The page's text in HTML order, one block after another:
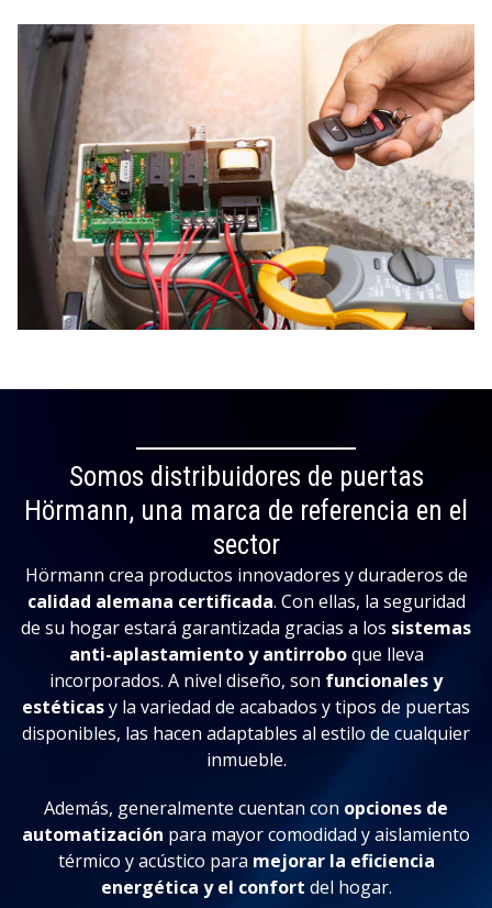
Somos distribuidores de puertas
Hörmann, una marca de referencia en el
sector
Hörmann crea productos innovadores y duraderos de
calidad alemana certificada. Con ellas, la seguridad
de su hogar estará garantizada gracias a los sistemas
anti-aplastamiento y antirroboque lleva
incorporados. A nivel diseño, son funcionales y
estéticasy la variedad de acabados y tipos de puertas
disponibles, las hacen adaptables al estilo de cualquier
inmueble.
Además, generalmente cuentan con opciones de
automatización para mayor comodidad y aislamiento
térmico y acústico para mejorar la eficiencia
energética y el confort del hogar.